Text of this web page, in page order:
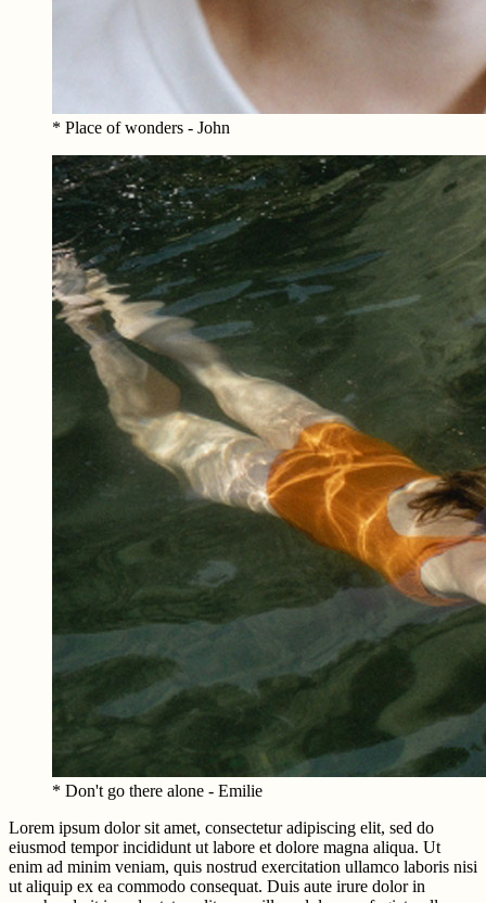
* Place of wonders - John
* Don't go there alone - Emilie
Lorem ipsum dolor sit amet, consectetur adipiscing elit, sed do
eiusmod tempor incididunt ut labore et dolore magna aliqua. Ut
enim ad minim veniam, quis nostrud exercitation ullamco laboris nisi
ut aliquip ex ea commodo consequat. Duis aute irure dolor in